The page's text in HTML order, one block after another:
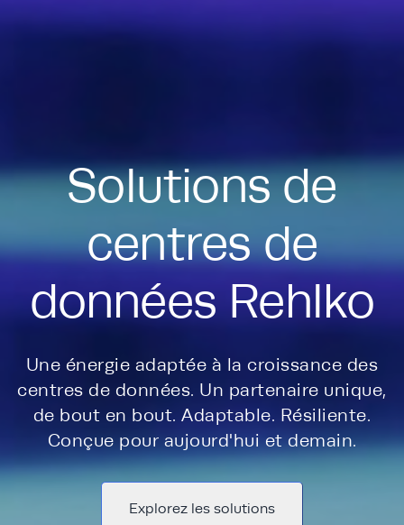
Solutions de
centres de
données Rehlko
Une énergie adaptée à la croissance des
centres de données. Un partenaire unique,
de bout en bout. Adaptable. Résiliente.
Conçue pour aujourd'hui et demain.
Explorez les solutions